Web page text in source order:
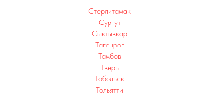
Стерлитамак
Сургут
Сыктывкар
Таганрог
Тамбов
Тверь
Тобольск
Тольятти